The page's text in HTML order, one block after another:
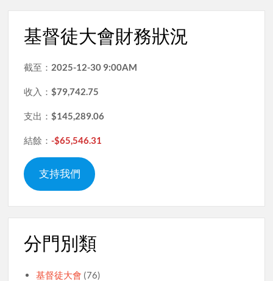
基督徒大會財務狀況
截至： 2025-12-30 9:00AM
收入：$79,742.75
支出：$145,289.06
結餘：-$65,546.31
支持我們
分門別類
基督徒大會 (76)